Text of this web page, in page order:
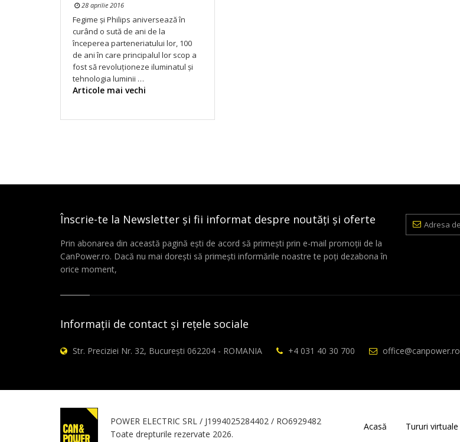
28 aprilie 2016
Fegime și Philips aniversează în
curând o sută de ani de la
începerea parteneriatului lor, 100
de ani în care principalul lor scop a
fost să revoluționeze iluminatul și
tehnologia luminii …
Navigare
în
Articole mai vechi
Înscrie-te la Newsletter și fii informat despre noutăți și oferte
Prin abonarea din această pagină ești de acord să primești prin e-mail promoții de la
CanPower.ro. Dacă nu mai dorești să primești informările noastre te poți dezabona în
orice moment,
Adresa
de
Informații de contact și rețele sociale
Str. Preciziei Nr. 32, București 062204 - ROMANIA +4 031 40 30 700 office@canpower.ro
POWER ELECTRIC SRL / J1994025284402 / RO6929482
Toate drepturile rezervate 2026.
Acasă Tururi virtuale